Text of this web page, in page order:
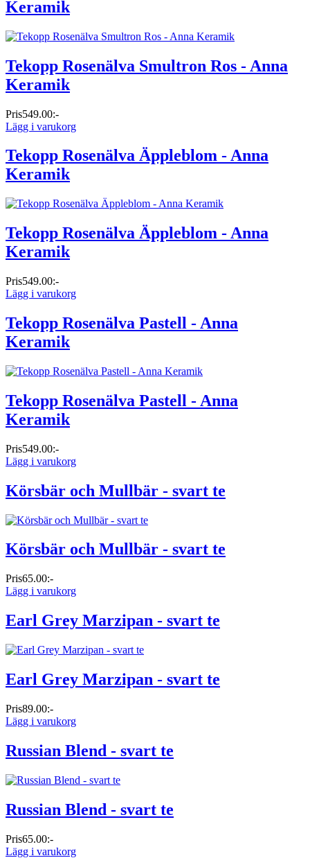
Keramik
Tekopp Rosenälva Smultron Ros - Anna
Keramik
Pris549.00:-
Lägg i varukorg
Tekopp Rosenälva Äppleblom - Anna
Keramik
Tekopp Rosenälva Äppleblom - Anna
Keramik
Pris549.00:-
Lägg i varukorg
Tekopp Rosenälva Pastell - Anna
Keramik
Tekopp Rosenälva Pastell - Anna
Keramik
Pris549.00:-
Lägg i varukorg
Körsbär och Mullbär - svart te
Körsbär och Mullbär - svart te
Pris65.00:-
Lägg i varukorg
Earl Grey Marzipan - svart te
Earl Grey Marzipan - svart te
Pris89.00:-
Lägg i varukorg
Russian Blend - svart te
Russian Blend - svart te
Pris65.00:-
Lägg i varukorg